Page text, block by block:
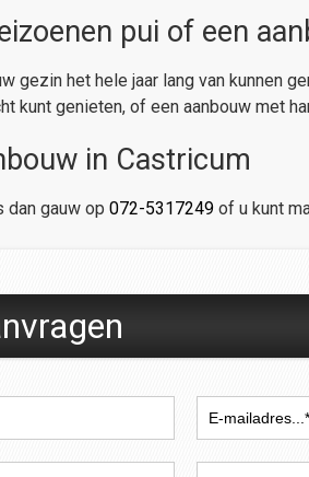
pui of een
gezin het hele jaar lang van kunnen
kunt genieten, of een aanbouw met
in Castricum
dan gauw op 072-5317249 of u kunt